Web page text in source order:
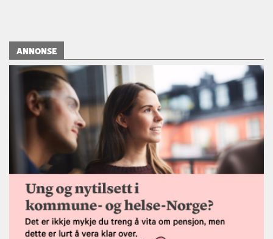
ANNONSE